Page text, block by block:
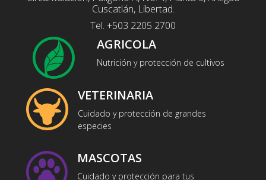
Cuscatlán, Libertad.
Tel. +503 2205 2700
AGRICOLA
Nutrición y protección de cultivos
VETERINARIA
Cuidado y protección de grandes
especies
MASCOTAS
Cuidado y protección para tus